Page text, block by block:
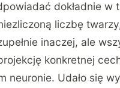
dokładnie w
liczbę
inaczej, ale
konkretnej
neuronie. Udało się